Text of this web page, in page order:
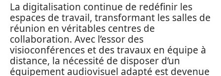
La digitalisation continue de redéfinir les
espaces de travail, transformant les salles de
réunion en véritables centres de
collaboration. Avec l’essor des
visioconférences et des travaux en équipe à
distance, la nécessité de disposer d’un
équipement audiovisuel adapté est devenue